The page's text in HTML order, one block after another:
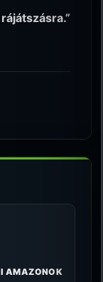
AMAZONOK